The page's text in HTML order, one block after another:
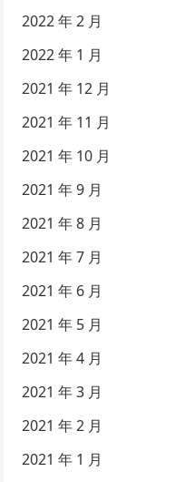
2022 年 2 月
2022 年 1 月
2021 年 12 月
2021 年 11 月
2021 年 10 月
2021 年 9 月
2021 年 8 月
2021 年 7 月
2021 年 6 月
2021 年 5 月
2021 年 4 月
2021 年 3 月
2021 年 2 月
2021 年 1 月